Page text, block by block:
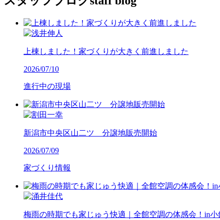
上棟しました！家づくりが大きく前進しました
2026/07/10
進行中の現場
新潟市中央区山二ツ 分譲地販売開始
2026/07/09
家づくり情報
梅雨の時期でも家じゅう快適｜全館空調の体感会！in小